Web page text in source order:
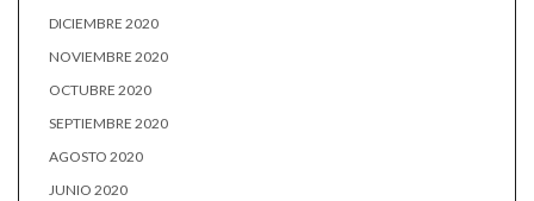
DICIEMBRE 2020
NOVIEMBRE 2020
OCTUBRE 2020
SEPTIEMBRE 2020
AGOSTO 2020
JUNIO 2020